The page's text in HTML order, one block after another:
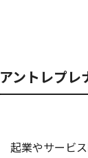
アントレプ
起業やサービス